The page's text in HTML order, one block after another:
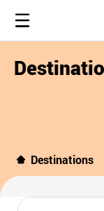
Destinations